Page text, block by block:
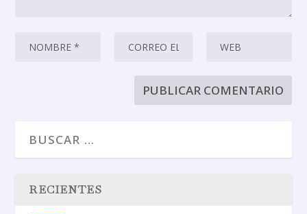
RECIENTES